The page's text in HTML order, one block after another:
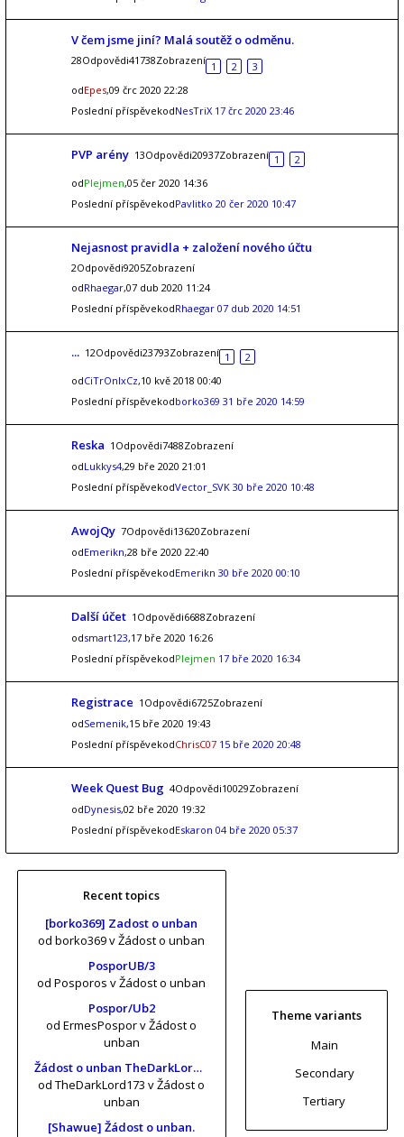
V čem jsme jiní? Malá soutěž o odměnu.
28Odpovědi41738Zobrazení 1 2
3
odEpes,09 črc 2020 22:28
Poslední příspěvekodNesTriX 17 črc 2020 23:46
PVP arény 13Odpovědi20937Zobrazení 1
2
odPlejmen,05 čer 2020 14:36
Poslední příspěvekodPavlitko 20 čer 2020 10:47
Nejasnost pravidla + založení nového účtu
2Odpovědi9205Zobrazení
odRhaegar,07 dub 2020 11:24
Poslední příspěvekodRhaegar 07 dub 2020 14:51
... 12Odpovědi23793Zobrazení 1
2
odCiTrOnIxCz,10 kvě 2018 00:40
Poslední příspěvekodborko369 31 bře 2020 14:59
Reska 1Odpovědi7488Zobrazení
odLukkys4,29 bře 2020 21:01
Poslední příspěvekodVector_SVK 30 bře 2020 10:48
AwojQy 7Odpovědi13620Zobrazení
odEmerikn,28 bře 2020 22:40
Poslední příspěvekodEmerikn 30 bře 2020 00:10
Další účet 1Odpovědi6688Zobrazení
odsmart123,17 bře 2020 16:26
Poslední příspěvekodPlejmen 17 bře 2020 16:34
Registrace 1Odpovědi6725Zobrazení
odSemenik,15 bře 2020 19:43
Poslední příspěvekodChrisC07 15 bře 2020 20:48
Week Quest Bug 4Odpovědi10029Zobrazení
odDynesis,02 bře 2020 19:32
Poslední příspěvekodEskaron 04 bře 2020 05:37
Recent topics
[borko369] Zadost o unban
od borko369v Žádost o unban
PosporUB/3
od Posporos v Žádost o unban
Pospor/Ub2
od ErmesPosporv Žádost o
unban
Žádost o unban TheDarkLord173 (risa11, KrtkuvDort, MrKrabs) [vol. 2]
od TheDarkLord173 v Žádost o
unban
[Shawue] Žádost o unban.
Theme variants
Main
Secondary
Tertiary